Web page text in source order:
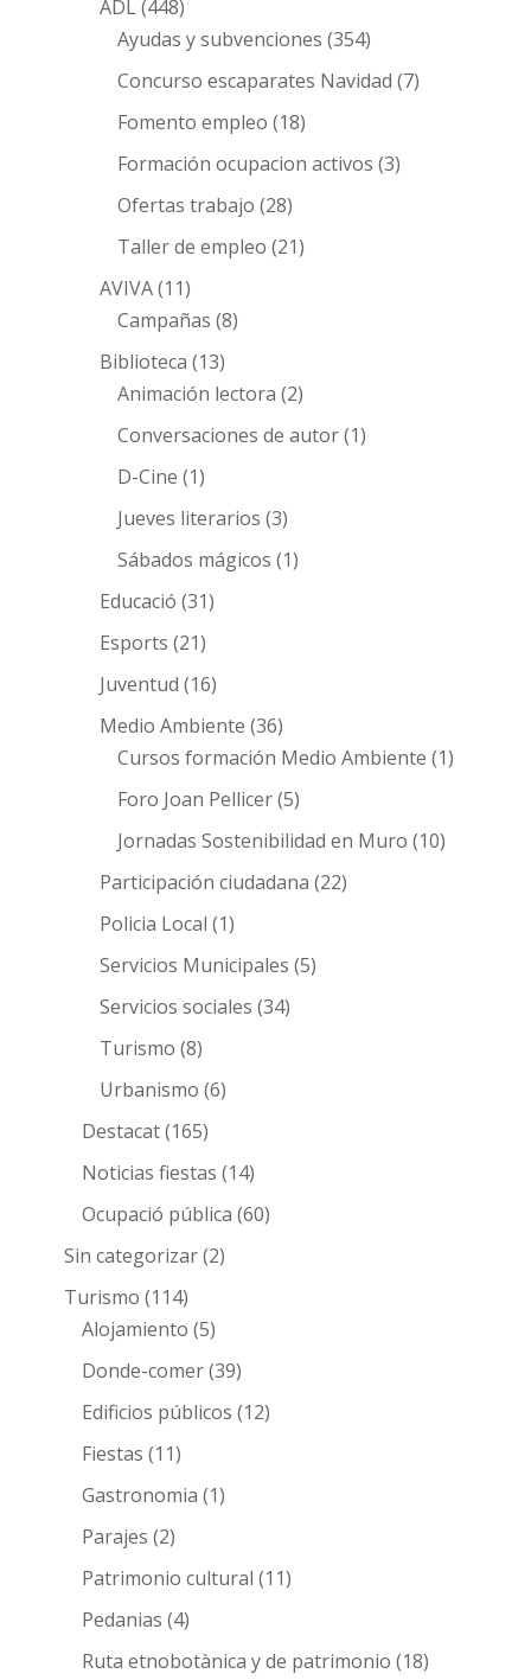
ADL(448)
Ayudas y subvenciones (354)
Concurso escaparates Navidad (7)
Fomento empleo (18)
Formación ocupacion activos (3)
Ofertas trabajo (28)
Taller de empleo (21)
AVIVA(11)
Campañas (8)
Biblioteca (13)
Animación lectora (2)
Conversaciones de autor(1)
D-Cine (1)
Jueves literarios (3)
Sábados mágicos (1)
Educació (31)
Esports (21)
Juventud (16)
Medio Ambiente (36)
Cursos formación Medio Ambiente (1)
Foro Joan Pellicer(5)
Jornadas Sostenibilidad en Muro (10)
Participación ciudadana (22)
Policia Local (1)
Servicios Municipales (5)
Servicios sociales (34)
Turismo (8)
Urbanismo (6)
Destacat(165)
Noticias fiestas (14)
Ocupació pública (60)
Sin categorizar(2)
Turismo (114)
Alojamiento (5)
Donde-comer(39)
Edificios públicos (12)
Fiestas (11)
Gastronomia (1)
Parajes (2)
Patrimonio cultural (11)
Pedanias (4)
Ruta etnobotànica y de patrimonio (18)